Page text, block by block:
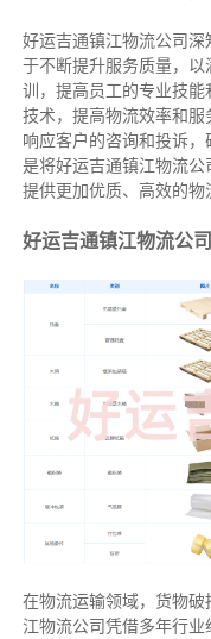
好运吉通镇江物流公司
于不断提升服务质量，
训，提高员工的专业技
技术，提高物流效率和
响应客户的咨询和投诉
是将好运吉通镇江物流
提供更加优质、高效的物
好运吉通镇江物流公
在物流运输领域，货物
江物流公司凭借多年行